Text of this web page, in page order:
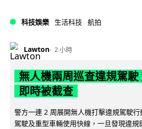
科技娛樂 生活科技 航拍
Lawton 2 小時
無人機兩周巡查違規駕駛
即時被截查
警方一連 2 周展開無人機打擊違規駕駛
駕駛及重型車輛使用快線，一旦發現違規